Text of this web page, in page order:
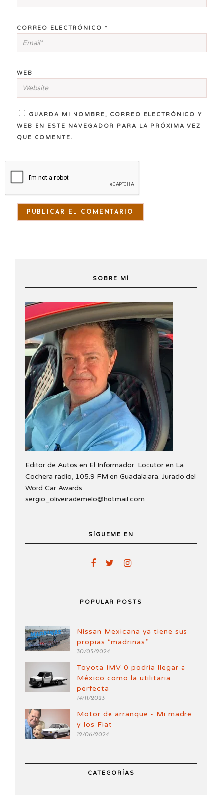
CORREO ELECTRÓNICO *
WEB
GUARDA MI NOMBRE, CORREO ELECTRÓNICO Y
WEB EN ESTE NAVEGADOR PARA LA PRÓXIMA VEZ
QUE COMENTE.
SOBRE MÍ
Editor de Autos en El Informador. Locutor en La
Cochera radio, 105.9 FM en Guadalajara. Jurado del
Word Car Awards
sergio_oliveirademelo@hotmail.com
SÍGUEME EN
POPULAR POSTS
Nissan Mexicana ya tiene sus
propias “madrinas”
30/05/2024
Toyota IMV 0 podría llegar a
México como la utilitaria
perfecta
14/11/2023
Motor de arranque - Mi madre
y los Fiat
12/06/2024
CATEGORÍAS